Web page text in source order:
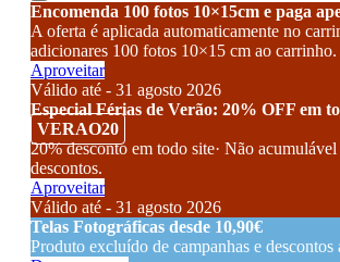
Encomenda 100 fotos 10×15cm e paga
A oferta é aplicada automaticamente no
adicionares 100 fotos 10×15 cm ao carrinho.
Aproveitar
Válido até - 31 agosto 2026
Especial Férias de Verão: 20% OFF em
VERAO20
20% desconto em todo site· Não
descontos.
Aproveitar
Válido até - 31 agosto 2026
Telas Fotográficas desde 10,90€
Produto excluído de campanhas e descontos